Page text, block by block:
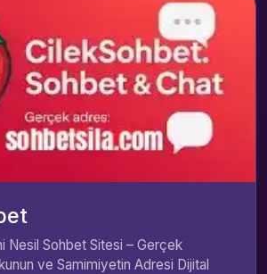
Nesil Sohbet Sitesi – Gerçek
ve Samimiyetin Adresi Dijital